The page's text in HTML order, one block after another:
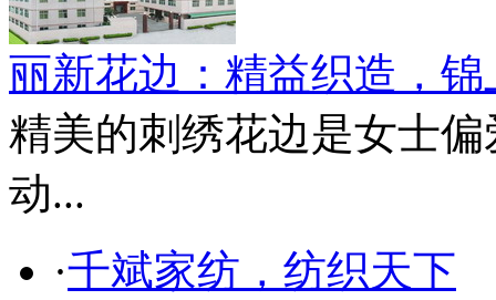
丽新花边：精益织造，锦
精美的刺绣花边是女士
动...
·千斌家纺，纺织天下